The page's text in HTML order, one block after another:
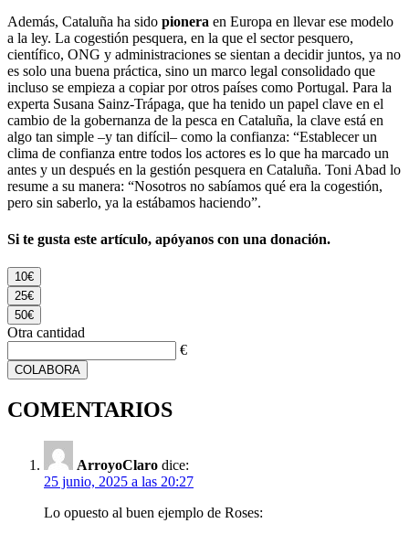
Además, Cataluña ha sido pionera en Europa en llevar ese modelo
a la ley. La cogestión pesquera, en la que el sector pesquero,
científico, ONG y administraciones se sientan a decidir juntos, ya no
es solo una buena práctica, sino un marco legal consolidado que
incluso se empieza a copiar por otros países como Portugal. Para la
experta Susana Sainz-Trápaga, que ha tenido un papel clave en el
cambio de la gobernanza de la pesca en Cataluña, la clave está en
algo tan simple –y tan difícil– como la confianza: “Establecer un
clima de confianza entre todos los actores es lo que ha marcado un
antes y un después en la gestión pesquera en Cataluña. Toni Abad lo
resume a su manera: “Nosotros no sabíamos qué era la cogestión,
pero sin saberlo, ya la estábamos haciendo”.
Si te gusta este artículo, apóyanos con una donación.
10€
25€
50€
Otra cantidad
€
COLABORA
COMENTARIOS
ArroyoClaro dice:
25 junio, 2025 a las 20:27
Lo opuesto al buen ejemplo de Roses: